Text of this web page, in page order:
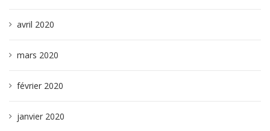
avril 2020
mars 2020
février 2020
janvier 2020